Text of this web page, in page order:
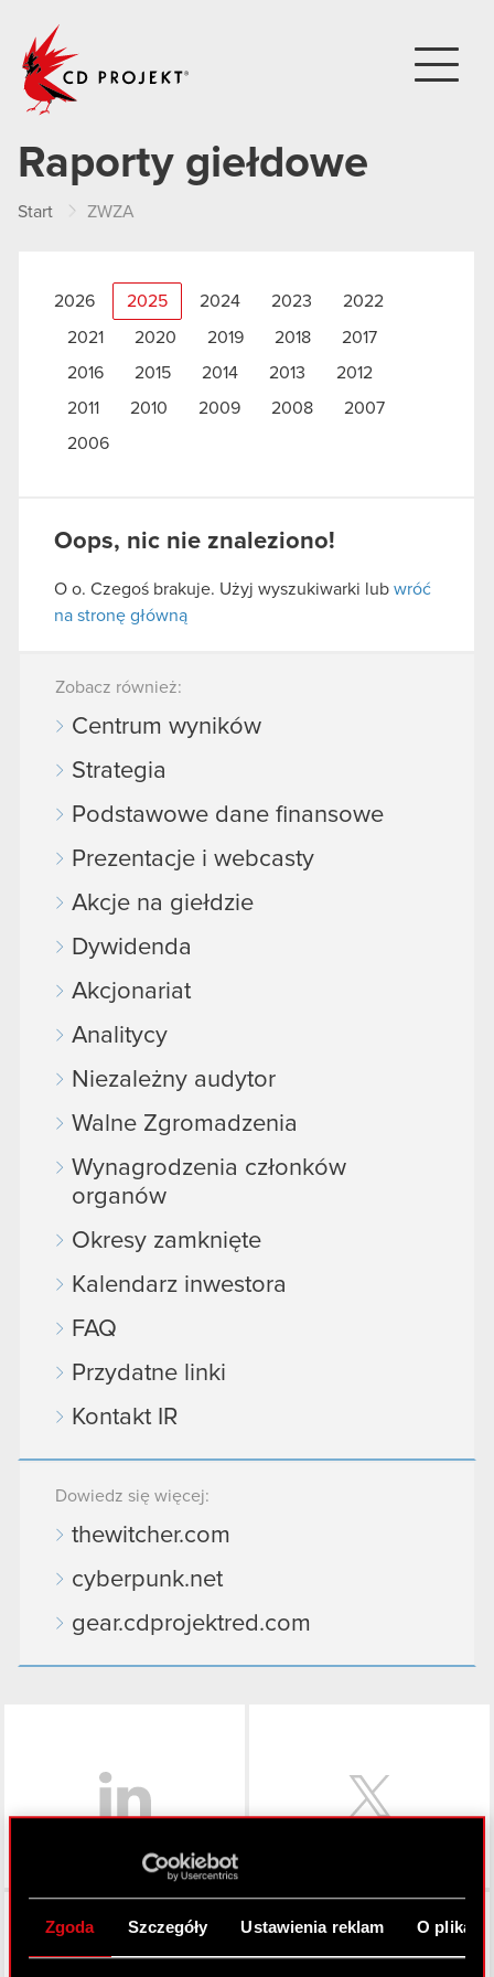
Zgoda Szczegóły Ustawienia reklam O
Raporty giełdowe
Start ZWZA
2026 2025 2024 2023 2022
2021 2020 2019 2018
2017
2016
2015 2014 2013
2012
2011
2010 2009 2008
2007
2006
Oops, nic nie znaleziono!
O o. Czegoś brakuje. Użyj wyszukiwarki lub wróć
na stronę główną
Zobacz również:
Centrum wyników
Strategia
Podstawowe dane finansowe
Prezentacje i webcasty
Akcje na giełdzie
Dywidenda
Akcjonariat
Analitycy
Niezależny audytor
Walne Zgromadzenia
Wynagrodzenia członków
organów
Okresy zamknięte
Kalendarz inwestora
FAQ
Przydatne linki
Kontakt IR
Dowiedz się więcej:
thewitcher.com
cyberpunk.net
gear.cdprojektred.com